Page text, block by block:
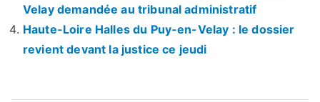
Velay demandée au tribunal administratif
Haute-Loire Halles du Puy-en-Velay : le dossier
revient devant la justice ce jeudi